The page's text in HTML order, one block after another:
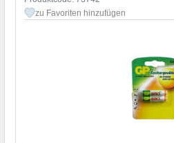
zu Favoriten hinzufügen